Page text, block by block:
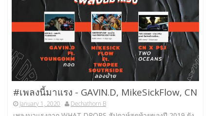
#เพลงนี้มาแรง -​ GAVIN.D, MikeSickFlow, CN
January 1, 2020 Dechathorn B